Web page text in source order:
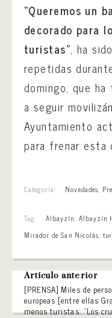
“Queremos un
decorado para
turistas”, ha
repetidas
domingo, que ha
a seguir
Ayuntamiento
para frenar esta
Categoría: Novedades
Tag: Albayzín Albayzín
Mirador de San Nicolás
Artículo anterior
[PRENSA] Miles de
europeas [entre ellas
menos turistas: “Los